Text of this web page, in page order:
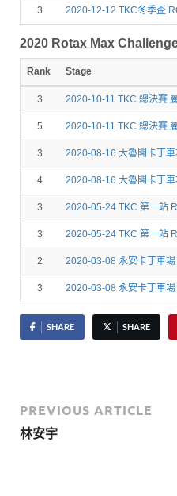
3 2020-12-12 TKC冬季盃
2020 Rotax Max
Rank Stage
3 2020-10-11 TKC 總決賽
5 2020-10-11 TKC 總決賽
3 2020-08-16 大魯閣卡丁
4 2020-08-16 大魯閣卡丁
3 2020-05-24 TKC 第一站
3 2020-05-24 TKC 第一站
2 2020-03-08 永安卡丁車
3 2020-03-08 永安卡丁車
SHARE SHARE
PREVIOUS ARTICLE
林安宇